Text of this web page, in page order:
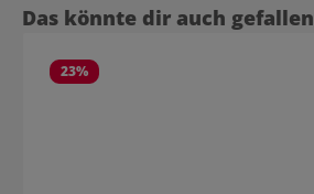
Produktgalerie überspringen
Das könnte dir auch gefallen
23%